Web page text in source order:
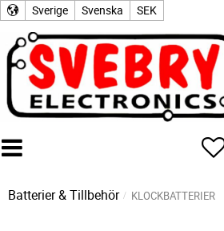
Sverige Svenska SEK
Batterier & Tillbehör KLOCKBATTERIER